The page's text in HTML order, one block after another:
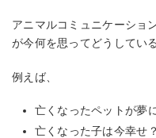
アニマルコミュニケーショ
が今何を思ってどうしてい
例えば、
亡くなったペットが夢
亡くなった子は今幸せ？